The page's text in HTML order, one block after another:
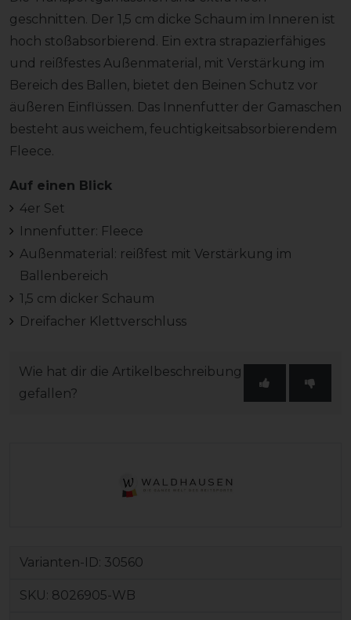
geschnitten. Der 1,5 cm dicke Schaum im Inneren ist
hoch stoßabsorbierend. Ein extra strapazierfähiges
und reißfestes Außenmaterial, mit Verstärkung im
Bereich des Ballen, bietet den Beinen Schutz vor
äußeren Einflüssen. Das Innenfutter der Gamaschen
besteht aus weichem, feuchtigkeitsabsorbierendem
Fleece.
Auf einen Blick
4er Set
Innenfutter: Fleece
Außenmaterial: reißfest mit Verstärkung im
Ballenbereich
1,5 cm dicker Schaum
Dreifacher Klettverschluss
Wie hat dir die Artikelbeschreibung
gefallen?
Varianten-ID: 30560
SKU: 8026905-WB